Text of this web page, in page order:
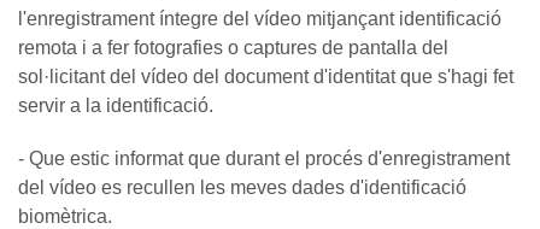
l'enregistrament íntegre del vídeo mitjançant identificació
remota i a fer fotografies o captures de pantalla del
sol·licitant del vídeo del document d'identitat que s'hagi fet
servir a la identificació.
- Que estic informat que durant el procés d'enregistrament
del vídeo es recullen les meves dades d'identificació
biomètrica.